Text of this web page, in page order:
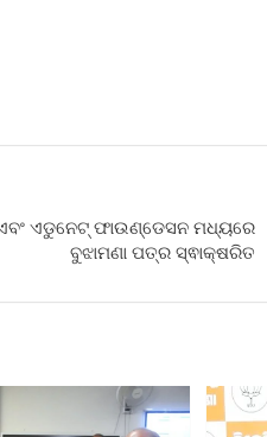
ଏଡୁନେଟ୍ ଫାଉଣ୍ଡେସନ ମଧ୍ୟରେ
ବୁଝାମଣା ପତ୍ର ସ୍ଵାକ୍ଷରିତ